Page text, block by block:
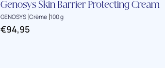
Genosys Skin Barrier Protecting Cream
GENOSYS Crème 100 g
€94,95